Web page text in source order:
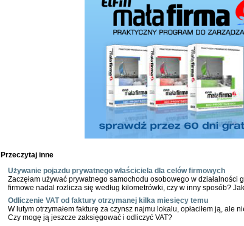
Przeczytaj inne
Używanie pojazdu prywatnego właściciela dla celów firmowych
Zaczęłam używać prywatnego samochodu osobowego w działalności
firmowe nadal rozlicza się według kilometrówki, czy w inny sposób?
Odliczenie VAT od faktury otrzymanej kilka miesięcy temu
W lutym otrzymałem fakturę za czynsz najmu lokalu, opłaciłem ją, ale
Czy mogę ją jeszcze zaksięgować i odliczyć VAT?